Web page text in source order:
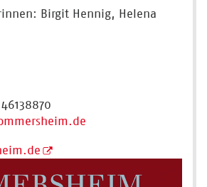
Birgit Hennig, Helena